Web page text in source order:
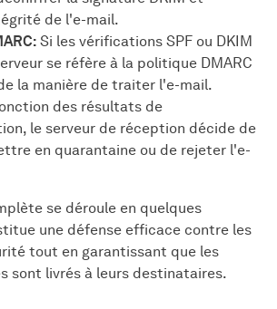
de l'e-mail.
Si les vérifications SPF ou DKIM
se réfère à la politique DMARC
la manière de traiter l'e-mail.
des résultats de
le serveur de réception décide de
en quarantaine ou de rejeter l'e-
se déroule en quelques
une défense efficace contre les
tout en garantissant que les
sont livrés à leurs destinataires.